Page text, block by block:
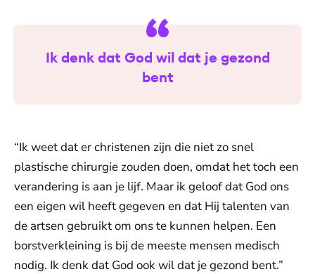
Ik denk dat God wil dat je gezond
bent
“Ik weet dat er christenen zijn die niet zo snel
plastische chirurgie zouden doen, omdat het toch een
verandering is aan je lijf. Maar ik geloof dat God ons
een eigen wil heeft gegeven en dat Hij talenten van
de artsen gebruikt om ons te kunnen helpen. Een
borstverkleining is bij de meeste mensen medisch
nodig. Ik denk dat God ook wil dat je gezond bent.”